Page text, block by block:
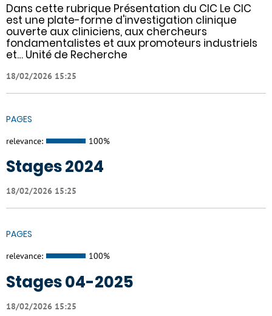
Dans cette rubrique Présentation du CIC Le CIC
est une plate-forme d'investigation clinique
ouverte aux cliniciens, aux chercheurs
fondamentalistes et aux promoteurs industriels
et… Unité de Recherche
18/02/2026 15:25
PAGES
relevance: 100%
Stages 2024
18/02/2026 15:25
PAGES
relevance: 100%
Stages 04-2025
18/02/2026 15:25